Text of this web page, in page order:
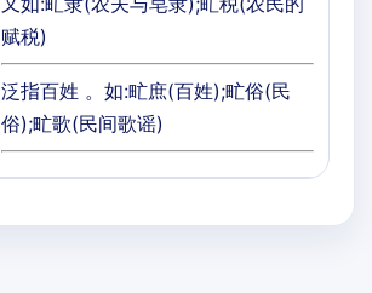
赋税)
泛指百姓 。如:甿庶(百姓);甿俗(民
俗);甿歌(民间歌谣)